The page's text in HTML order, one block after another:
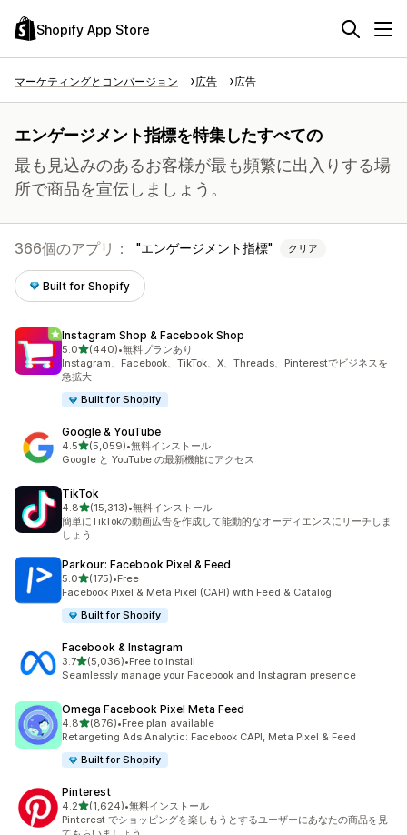
Shopify App Store
マーケティングとコンバージョン 広告 広告
エンゲージメント指標を特集したすべての
最も見込みのあるお客様が最も頻繁に出入りする場
所で商品を宣伝しましょう。
366個のアプリ： エンゲージメント指標 クリア
Built for Shopify
Instagram Shop & Facebook Shop
5.05つ星中
(440)
合計レビュー数：440件
•無料プランあり
Instagram、Facebook、TikTok、X、Threads、Pinterestでビジネスを
急拡大
Built for Shopify
Google & YouTube
4.55つ星中
(5,059)
合計レビュー数：5059件
•無料インストール
Google と YouTube の最新機能にアクセス
TikTok
4.85つ星中
(15,313)
合計レビュー数：15313件
•無料インストール
簡単にTikTokの動画広告を作成して能動的なオーディエンスにリーチしま
しょう
Parkour: Facebook Pixel & Feed
5.05つ星中
(175)
合計レビュー数：175件
•Free
Facebook Pixel & Meta Pixel (CAPI) with Feed & Catalog
Built for Shopify
Facebook & Instagram
3.75つ星中
(5,036)
合計レビュー数：5036件
•Free to install
Seamlessly manage your Facebook and Instagram presence
Omega Facebook Pixel Meta Feed
4.85つ星中
(876)
合計レビュー数：876件
•Free plan available
Retargeting Ads Analytic: Facebook CAPI, Meta Pixel & Feed
Built for Shopify
Pinterest
4.25つ星中
(1,624)
合計レビュー数：1624件
•無料インストール
Pinterest でショッピングを楽しもうとするユーザーにあなたの商品を見